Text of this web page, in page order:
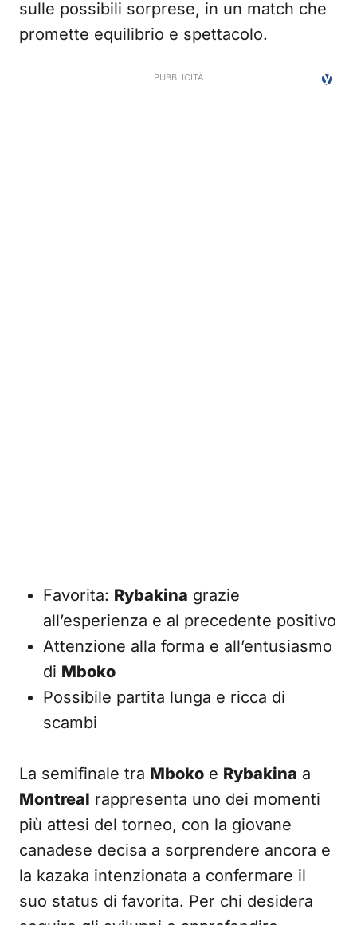
sulle possibili sorprese, in un match che
promette equilibrio e spettacolo.
Favorita: Rybakina grazie
all’esperienza e al precedente positivo
Attenzione alla forma e all’entusiasmo
di Mboko
Possibile partita lunga e ricca di
scambi
La semifinale tra Mboko e Rybakina a
Montreal rappresenta uno dei momenti
più attesi del torneo, con la giovane
canadese decisa a sorprendere ancora e
la kazaka intenzionata a confermare il
suo status di favorita. Per chi desidera